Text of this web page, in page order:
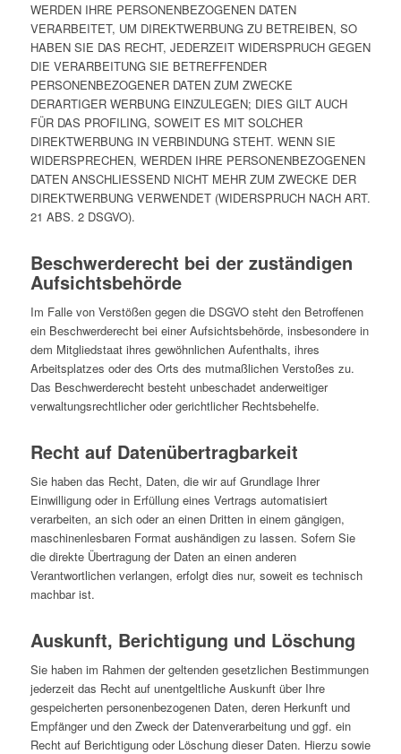
WERDEN IHRE PERSONENBEZOGENEN DATEN
VERARBEITET, UM DIREKTWERBUNG ZU BETREIBEN, SO
HABEN SIE DAS RECHT, JEDERZEIT WIDERSPRUCH GEGEN
DIE VERARBEITUNG SIE BETREFFENDER
PERSONENBEZOGENER DATEN ZUM ZWECKE
DERARTIGER WERBUNG EINZULEGEN; DIES GILT AUCH
FÜR DAS PROFILING, SOWEIT ES MIT SOLCHER
DIREKTWERBUNG IN VERBINDUNG STEHT. WENN SIE
WIDERSPRECHEN, WERDEN IHRE PERSONENBEZOGENEN
DATEN ANSCHLIESSEND NICHT MEHR ZUM ZWECKE DER
DIREKTWERBUNG VERWENDET (WIDERSPRUCH NACH ART.
21 ABS. 2 DSGVO).
Beschwerde­recht bei der zuständigen
Aufsichts­behörde
Im Falle von Verstößen gegen die DSGVO steht den Betroffenen
ein Beschwerderecht bei einer Aufsichtsbehörde, insbesondere in
dem Mitgliedstaat ihres gewöhnlichen Aufenthalts, ihres
Arbeitsplatzes oder des Orts des mutmaßlichen Verstoßes zu.
Das Beschwerderecht besteht unbeschadet anderweitiger
verwaltungsrechtlicher oder gerichtlicher Rechtsbehelfe.
Recht auf Daten­übertrag­barkeit
Sie haben das Recht, Daten, die wir auf Grundlage Ihrer
Einwilligung oder in Erfüllung eines Vertrags automatisiert
verarbeiten, an sich oder an einen Dritten in einem gängigen,
maschinenlesbaren Format aushändigen zu lassen. Sofern Sie
die direkte Übertragung der Daten an einen anderen
Verantwortlichen verlangen, erfolgt dies nur, soweit es technisch
machbar ist.
Auskunft, Berichtigung und Löschung
Sie haben im Rahmen der geltenden gesetzlichen Bestimmungen
jederzeit das Recht auf unentgeltliche Auskunft über Ihre
gespeicherten personenbezogenen Daten, deren Herkunft und
Empfänger und den Zweck der Datenverarbeitung und ggf. ein
Recht auf Berichtigung oder Löschung dieser Daten. Hierzu sowie